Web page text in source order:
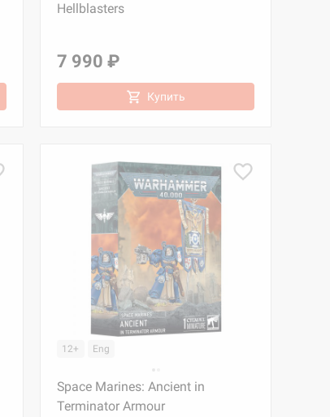
Hellblasters
7 990 ₽
Купить
12+ Eng
Space Marines: Ancient in
Terminator Armour